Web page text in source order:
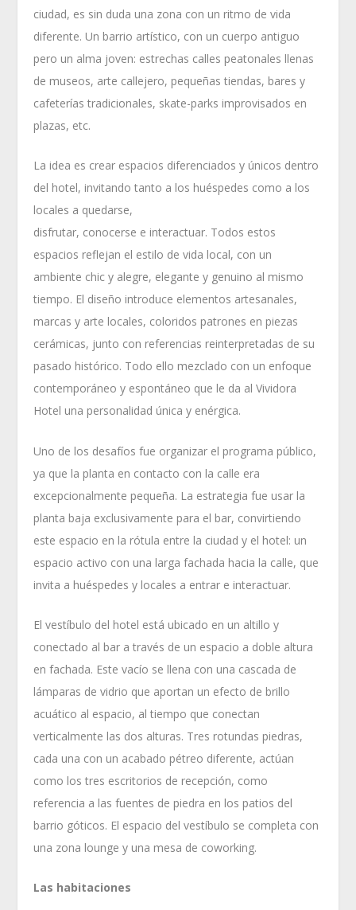
ciudad, es sin duda una zona con un ritmo de vida
diferente. Un barrio artístico, con un cuerpo antiguo
pero un alma joven: estrechas calles peatonales llenas
de museos, arte callejero, pequeñas tiendas, bares y
cafeterías tradicionales, skate-parks improvisados en
plazas, etc.
La idea es crear espacios diferenciados y únicos dentro
del hotel, invitando tanto a los huéspedes como a los
locales a quedarse,
disfrutar, conocerse e interactuar. Todos estos
espacios reflejan el estilo de vida local, con un
ambiente chic y alegre, elegante y genuino al mismo
tiempo. El diseño introduce elementos artesanales,
marcas y arte locales, coloridos patrones en piezas
cerámicas, junto con referencias reinterpretadas de su
pasado histórico. Todo ello mezclado con un enfoque
contemporáneo y espontáneo que le da al Vividora
Hotel una personalidad única y enérgica.
Uno de los desafíos fue organizar el programa público,
ya que la planta en contacto con la calle era
excepcionalmente pequeña. La estrategia fue usar la
planta baja exclusivamente para el bar, convirtiendo
este espacio en la rótula entre la ciudad y el hotel: un
espacio activo con una larga fachada hacia la calle, que
invita a huéspedes y locales a entrar e interactuar.
El vestíbulo del hotel está ubicado en un altillo y
conectado al bar a través de un espacio a doble altura
en fachada. Este vacío se llena con una cascada de
lámparas de vidrio que aportan un efecto de brillo
acuático al espacio, al tiempo que conectan
verticalmente las dos alturas. Tres rotundas piedras,
cada una con un acabado pétreo diferente, actúan
como los tres escritorios de recepción, como
referencia a las fuentes de piedra en los patios del
barrio góticos. El espacio del vestíbulo se completa con
una zona lounge y una mesa de coworking.
Las habitaciones